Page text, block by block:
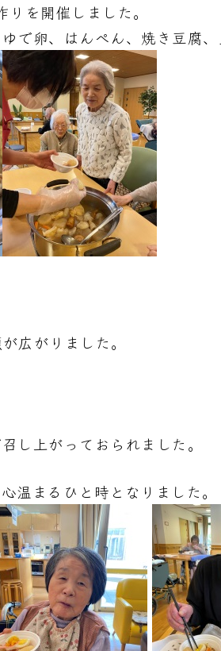
りを開催しました。
で卵、はんぺん、焼き豆腐
が広がりました。
し上がっておられました。
温まるひと時となりました。